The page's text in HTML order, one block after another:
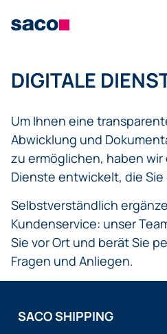
DIGITALE
Um Ihnen eine
Abwicklung und
zu ermöglichen, haben
Dienste entwickelt, die
Selbstverständlich
Kundenservice: unser
Sie vor Ort und berät Sie
Fragen und Anliegen.
SACO SHIPPING